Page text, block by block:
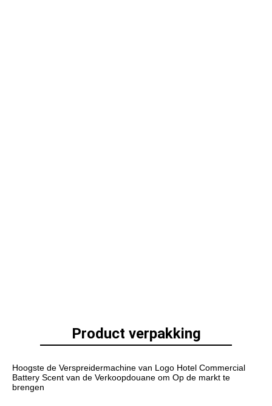
Product verpakking
Hoogste de Verspreidermachine van Logo Hotel Commercial
Battery Scent van de Verkoopdouane om Op de markt te
brengen